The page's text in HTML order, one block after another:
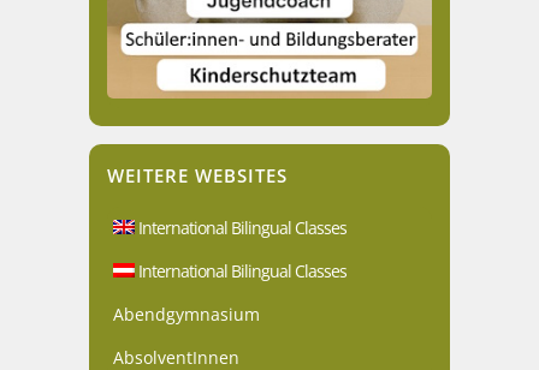
WEITERE WEBSITES
International Bilingual Classes
International Bilingual Classes
Abendgymnasium
AbsolventInnen